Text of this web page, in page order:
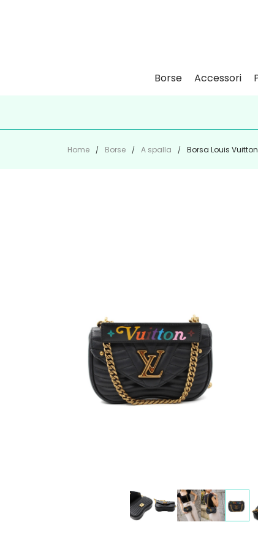
Borse Accessori
Home Borse A spalla Borsa Louis